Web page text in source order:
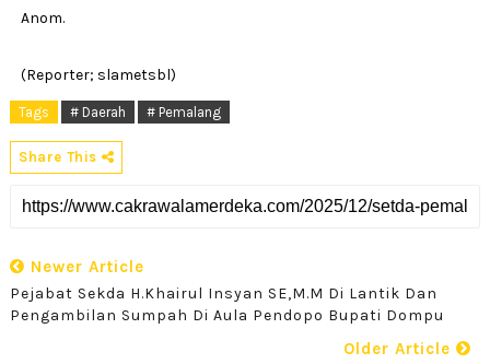
Anom.
(Reporter; slametsbl)
Tags # Daerah # Pemalang
Share This
Newer Article
Pejabat Sekda H.Khairul Insyan SE,M.M Di Lantik Dan
Pengambilan Sumpah Di Aula Pendopo Bupati Dompu
Older Article